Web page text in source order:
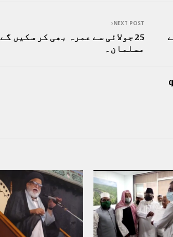
NEXT POST
25 جولائی سے عمرہ بھی کر سکیں گے
مسلمان۔